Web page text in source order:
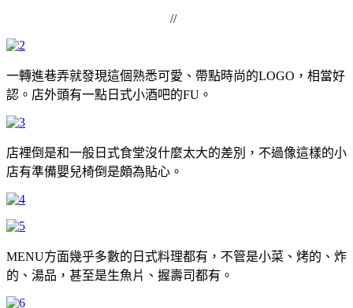
//
一轉進巷弄就發現這個熟悉可愛、帶點時尚的LOGO，相當好
認。店外頭有一點日式小酒吧的FU。
店裡倒是和一般日式食堂沒什麼太大的差別，不過像這樣的小
店有準備嬰兒椅倒是頗為貼心。
MENU方面幾乎多數的日式料理都有，不管是小菜、烤的、炸
的、湯品，甚至是生魚片、握壽司都有。